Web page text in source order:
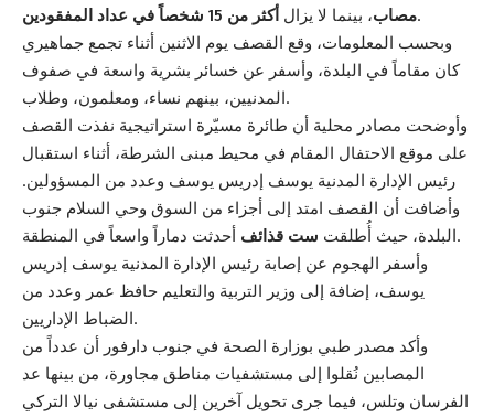
مصاب، بينما لا يزال أكثر من 15 شخصاً في عداد المفقودين
.
وبحسب المعلومات، وقع القصف يوم الاثنين أثناء تجمع جماهيري
كان مقاماً في البلدة، وأسفر عن خسائر بشرية واسعة في صفوف
المدنيين، بينهم نساء، ومعلمون، وطلاب.
وأوضحت مصادر محلية أن طائرة مسيّرة استراتيجية نفذت القصف
على موقع الاحتفال المقام في محيط مبنى الشرطة، أثناء استقبال
رئيس الإدارة المدنية يوسف إدريس يوسف وعدد من المسؤولين.
وأضافت أن القصف امتد إلى أجزاء من السوق وحي السلام جنوب
البلدة، حيث أُطلقت ست قذائف
أحدثت دماراً واسعاً في المنطقة.
وأسفر الهجوم عن إصابة رئيس الإدارة المدنية يوسف إدريس
يوسف، إضافة إلى وزير التربية والتعليم حافظ عمر وعدد من
الضباط الإداريين.
وأكد مصدر طبي بوزارة الصحة في جنوب دارفور أن عدداً من
المصابين نُقلوا إلى مستشفيات مناطق مجاورة، من بينها عد
الفرسان وتلس، فيما جرى تحويل آخرين إلى مستشفى نيالا التركي